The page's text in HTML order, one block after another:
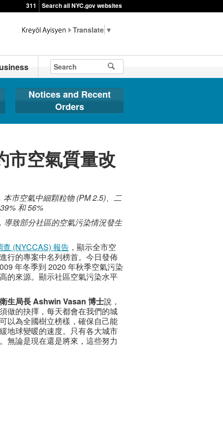
311 Search all NYC.gov websites
▼
Notices and Recent
Orders
市空氣質量改
市空氣中細顆粒物 (PM 2.5)、二
和 56%
致部分社區的空氣污染情況發生
(NYCCAS) 報告 ，顯示全市空
行的專案中名列榜首。今日發佈
年冬季到 2020 年秋季空氣污染
的來源。顯示社區空氣污染水平
衛生局長 Ashwin Vasan 博士說，
做的抉擇，每天都會在我們的城
以為全國樹立榜樣，確保自己能
地球變暖的速度。只有各大城市
無論是現在還是將來，這些努力